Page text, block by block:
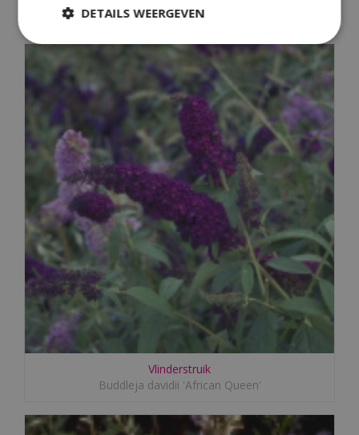
Buddleja davidii 'Ile de France'
Vlinderstruik
Buddleja davidii 'African Queen'
DETAILS WEERGEVEN